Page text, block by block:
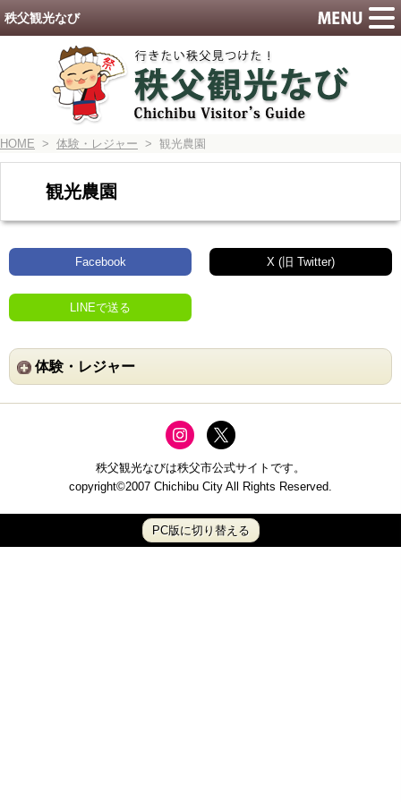
HOME > 体験・レジャー > 観光農園
観光農園
Facebook X (旧 Twitter)
LINEで送る
体験・レジャー
秩父観光なびは秩父市公式サイトです。
copyright©2007 Chichibu City All Rights Reserved.
秩父観光なび
PC版に切り替える